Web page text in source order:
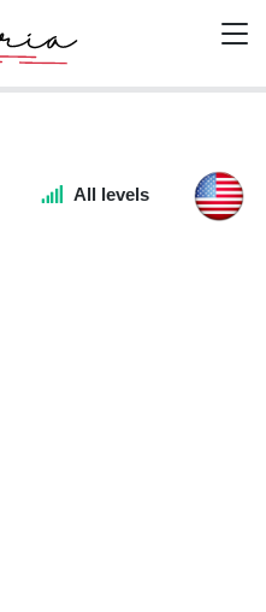
All levels